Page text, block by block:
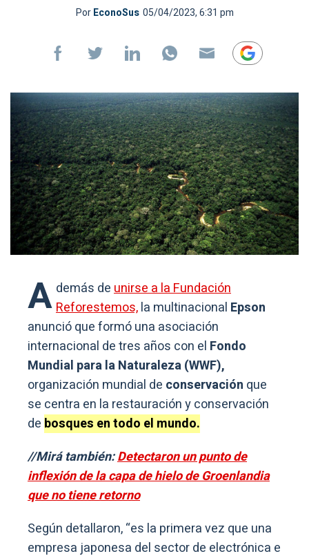
PorEconoSus 05/04/2023, 6:31 pm
A demás deunirse a la Fundación
Reforestemos,la multinacional Epson
anunció que formó una asociación
internacional de tres años con el Fondo
Mundial para la Naturaleza (WWF),
organización mundial de conservación que
se centra en la restauración y conservación
de bosques en todo el mundo.
//Mirá también:Detectaron un punto de
inflexión de la capa de hielo de Groenlandia
que no tiene retorno
Según detallaron, “es la primera vez que una
empresa japonesa del sector de electrónica e